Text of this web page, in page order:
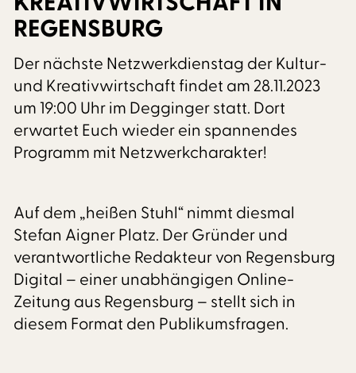
REGENSBURG
Der nächste Netzwerkdienstag der Kultur-
und Kreativwirtschaft findet am 28.11.2023
um 19:00 Uhr im Degginger statt. Dort
erwartet Euch wieder ein spannendes
Programm mit Netzwerkcharakter!
Auf dem „heißen Stuhl“ nimmt diesmal
Stefan Aigner Platz. Der Gründer und
verantwortliche Redakteur von Regensburg
Digital – einer unabhängigen Online-
Zeitung aus Regensburg – stellt sich in
diesem Format den Publikumsfragen.